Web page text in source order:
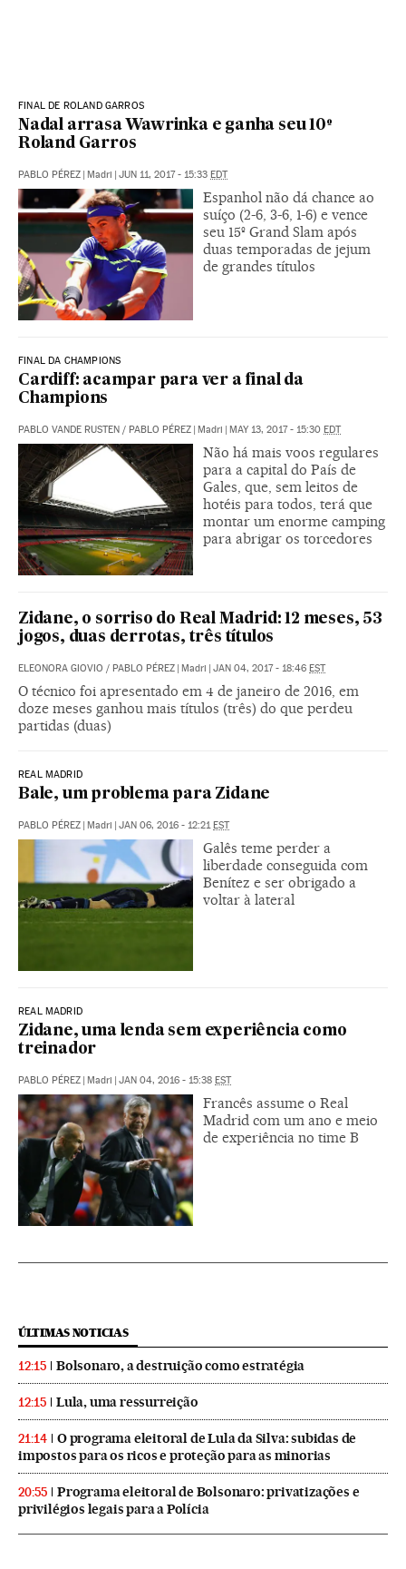
FINAL DE ROLAND GARROS
Nadal arrasa Wawrinka e ganha seu 10º
Roland Garros
PABLO PÉREZ | Madri | JUN 11, 2017 - 15:33 EDT
Espanhol não dá chance ao
suíço (2-6, 3-6, 1-6) e vence
seu 15º Grand Slam após
duas temporadas de jejum
de grandes títulos
FINAL DA CHAMPIONS
Cardiff: acampar para ver a final da
Champions
PABLO VANDE RUSTEN / PABLO PÉREZ | Madri | MAY 13, 2017 - 15:30 EDT
Não há mais voos regulares
para a capital do País de
Gales, que, sem leitos de
hotéis para todos, terá que
montar um enorme camping
para abrigar os torcedores
Zidane, o sorriso do Real Madrid: 12 meses, 53
jogos, duas derrotas, três títulos
ELEONORA GIOVIO / PABLO PÉREZ | Madri | JAN 04, 2017 - 18:46 EST
O técnico foi apresentado em 4 de janeiro de 2016, em
doze meses ganhou mais títulos (três) do que perdeu
partidas (duas)
REAL MADRID
Bale, um problema para Zidane
PABLO PÉREZ | Madri | JAN 06, 2016 - 12:21EST
Galês teme perder a
liberdade conseguida com
Benítez e ser obrigado a
voltar à lateral
REAL MADRID
Zidane, uma lenda sem experiência como
treinador
PABLO PÉREZ | Madri | JAN 04, 2016 - 15:38 EST
Francês assume o Real
Madrid com um ano e meio
de experiência no time B
ÚLTIMAS NOTICIAS
12:15 Bolsonaro, a destruição como estratégia
12:15 Lula, uma ressurreição
21:14
O programa eleitoral de Lula da Silva: subidas de
impostos para os ricos e proteção para as minorias
20:55
Programa eleitoral de Bolsonaro: privatizações e
privilégios legais para a Polícia